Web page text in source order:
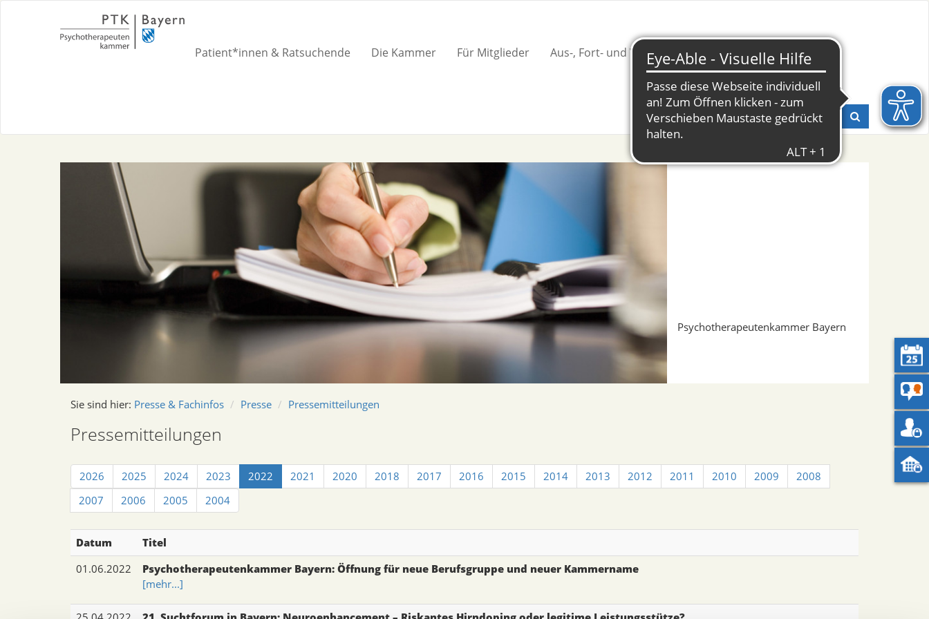
Patient*innen & Ratsuchende Die Kammer Für Mitglieder Aus-, Fort- und Weiterbildung Presse & Fachinfos
Psychotherapeutenkammer Bayern
Sie sind hier: Presse & Fachinfos Presse Pressemitteilungen
Pressemitteilungen
2026 2025 2024 2023 2022 2021 2020 2018 2017 2016 2015 2014 2013 2012 2011 2010 2009
2008
2007
2006 2005 2004
Datum
Titel
01.06.2022
Psychotherapeutenkammer Bayern: Öffnung für neue Berufsgruppe und neuer Kammername
[mehr...]